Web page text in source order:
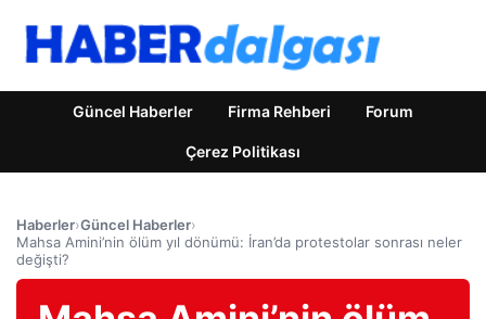
Güncel Haberler Firma Rehberi Forum
Çerez Politikası
Haberler›Güncel Haberler›
Mahsa Amini’nin ölüm yıl dönümü: İran’da protestolar sonrası neler
değişti?